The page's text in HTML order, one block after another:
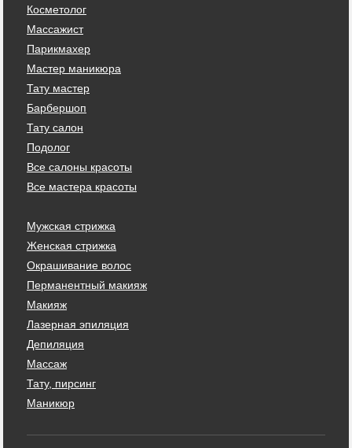
Косметолог
Массажист
Парикмахер
Мастер маникюра
Тату мастер
Барбершоп
Тату салон
Подолог
Все салоны красоты
Все мастера красоты
Мужская стрижка
Женская стрижка
Окрашивание волос
Перманентный макияж
Макияж
Лазерная эпиляция
Депиляция
Массаж
Тату, пирсинг
Маникюр